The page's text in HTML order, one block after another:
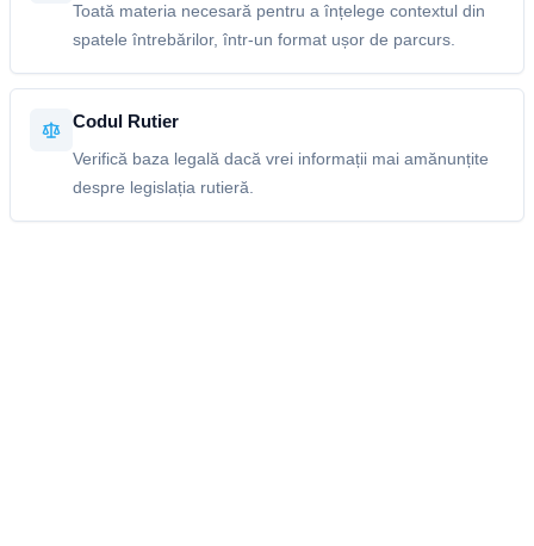
Toată materia necesară pentru a înțelege contextul din
spatele întrebărilor, într-un format ușor de parcurs.
Codul Rutier
Verifică baza legală dacă vrei informații mai amănunțite
despre legislația rutieră.